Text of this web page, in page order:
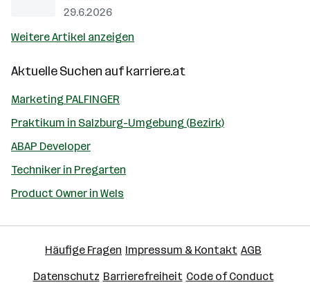
29.6.2026
Weitere Artikel anzeigen
Aktuelle Suchen aufkarriere.at
Marketing PALFINGER
Praktikum in Salzburg-Umgebung (Bezirk)
ABAP Developer
Techniker in Pregarten
Product Owner in Wels
Häufige Fragen Impressum & Kontakt AGB
Datenschutz Barrierefreiheit Code of Conduct